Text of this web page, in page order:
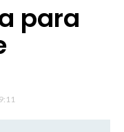
para